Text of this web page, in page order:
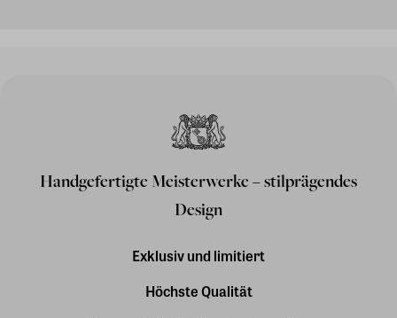
Handgefertigte Meisterwerke – stilprägendes
Design
Exklusiv und limitiert
Höchste Qualität